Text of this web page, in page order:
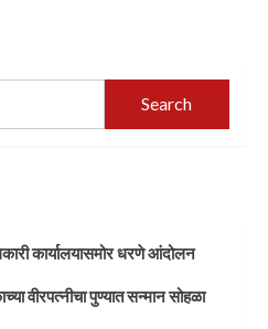
Search
कार्यालयासमोर धरणे आंदोलन
वीरपत्नीचा पुण्यात सन्मान सोहळा